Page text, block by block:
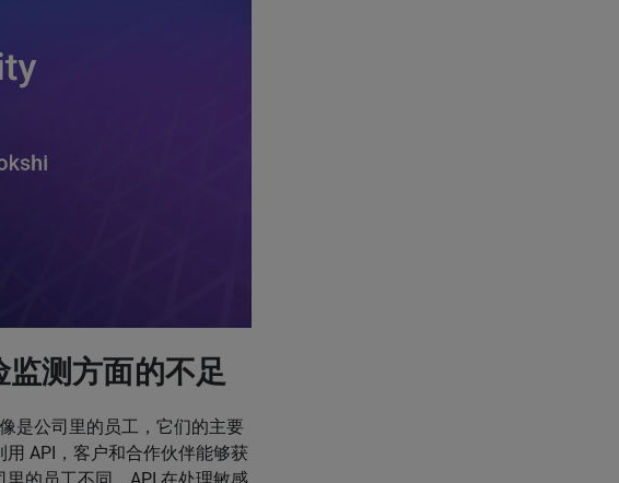
测方面的不足
是公司里的员工，它们的主要
API，客户和合作伙伴能够获